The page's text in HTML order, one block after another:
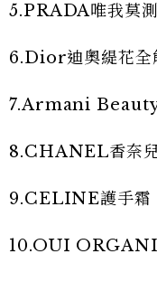
5.PRADA唯我莫
6.Dior迪奧緹花全
7.Armani Beauty
8.CHANEL香奈
9.CELINE護手霜
10.OUI